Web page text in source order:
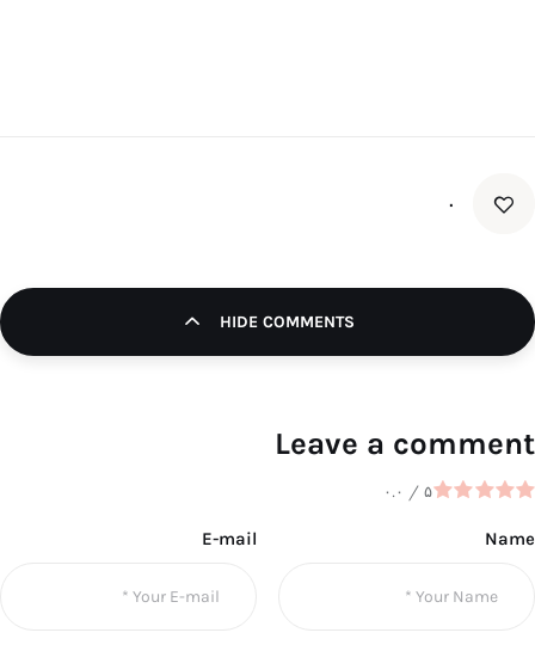
۰
HIDE COMMENTS
Leave a comment
۰.۰ / ۵
Name
E-mail